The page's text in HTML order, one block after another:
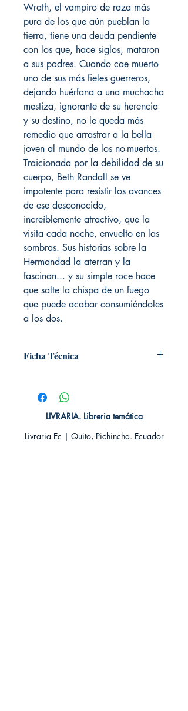
Wrath, el vampiro de raza más
pura de los que aún pueblan la
tierra, tiene una deuda pendiente
con los que, hace siglos, mataron
a sus padres. Cuando cae muerto
uno de sus más fieles guerreros,
dejando huérfana a una muchacha
mestiza, ignorante de su herencia
y su destino, no le queda más
remedio que arrastrar a la bella
joven al mundo de los no-muertos.
Traicionada por la debilidad de su
cuerpo, Beth Randall se ve
impotente para resistir los avances
de ese desconocido,
increíblemente atractivo, que la
visita cada noche, envuelto en las
sombras. Sus historias sobre la
Hermandad la aterran y la
fascinan... y su simple roce hace
que salte la chispa de un fuego
que puede acabar consumiéndoles
a los dos.
Ficha Técnica
Editorial: DEBOLSILLO
Idioma: Castellano
Encuadernación: Blanda
Categoría: Novela Romántica -
LIVRARIA. Libreria temática
Livraria Ec | Quito, Pichincha. Ecuador